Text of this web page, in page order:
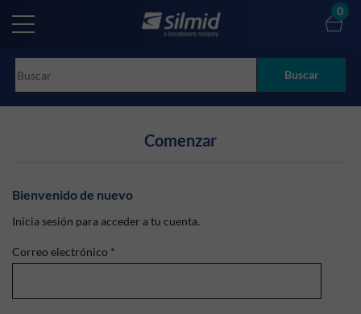
main
Buscar
0
Comenzar
Bienvenido de nuevo
Inicia sesión para acceder a tu cuenta.
Correo electrónico *